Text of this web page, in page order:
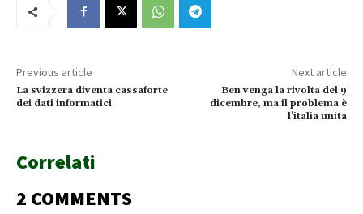
Previous article
La svizzera diventa cassaforte
dei dati informatici
Next article
Ben venga la rivolta del 9
dicembre, ma il problema è
l’italia unita
Correlati
2 COMMENTS